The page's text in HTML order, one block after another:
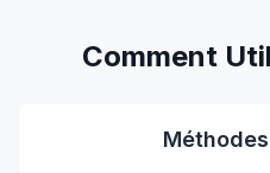
Comment